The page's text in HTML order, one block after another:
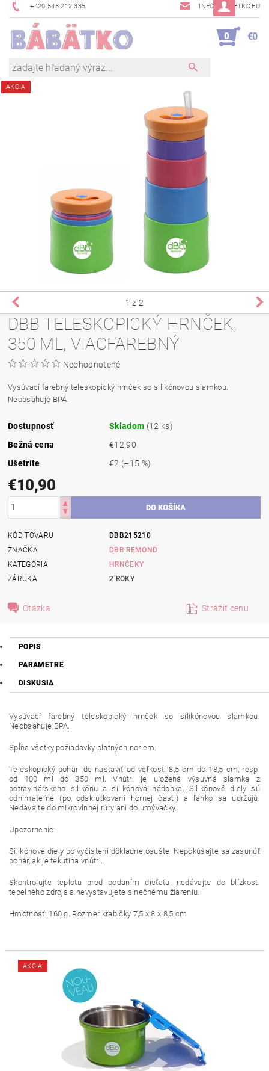
+420 548 212 335 INFO@BABETKO.EU
0 €0
AKCIA
1 z 2
DBB TELESKOPICKÝ HRNČEK,
350 ML, VIACFAREBNÝ
Neohodnotené
Vysúvací farebný teleskopický hrnček so silikónovou slamkou.
Neobsahuje BPA.
Dostupnosť Skladom (12 ks)
Bežná cena
€12,90
Ušetríte
€2 (–15 %)
€10,90
KÓD TOVARU
DBB215210
ZNAČKA
DBB REMOND
KATEGÓRIA
HRNČEKY
ZÁRUKA
2 ROKY
Otázka Strážiť cenu
POPIS
PARAMETRE
DISKUSIA
Vysúvací farebný teleskopický hrnček so silikónovou slamkou.
Neobsahuje BPA.
Spĺňa všetky požiadavky platných noriem.
Teleskopický pohár ide nastaviť od veľkosti 8,5 cm do 18,5 cm, resp.
od 100 ml do 350 ml. Vnútri je uložená výsuvná slamka z
potravinárskeho silikónu a silikónová nádobka. Silikónové diely sú
odnímateľné (po odskrutkovaní hornej časti) a ľahko sa udržujú.
Nedávajte do mikrovlnnej rúry ani do umývačky.
Upozornenie:
Silikónové diely po vyčistení dôkladne osušte. Nepokúšajte sa zasunúť
pohár, ak je tekutina vnútri.
Skontrolujte teplotu pred podaním dieťaťu, nedávajte do blízkosti
tepelného zdroja a nevystavujete slnečnému žiareniu.
Hmotnosť: 160 g. Rozmer krabičky 7,5 x 8 x 8,5 cm
AKCIA